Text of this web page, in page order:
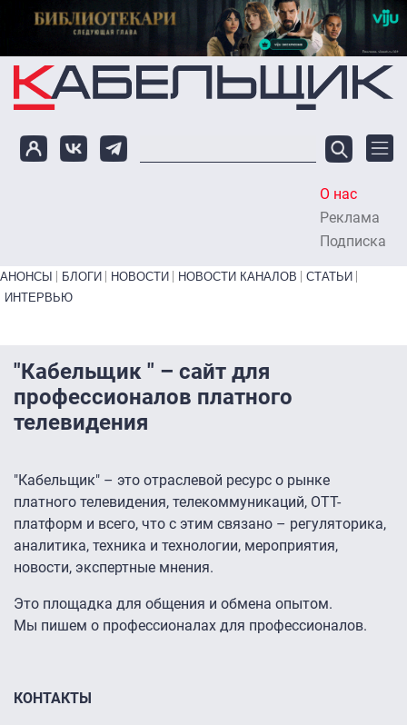
Перейти к основному содержанию
О нас
Реклама
Подписка
Primary links bottom
АНОНСЫ БЛОГИ НОВОСТИ НОВОСТИ КАНАЛОВ
СТАТЬИ
ИНТЕРВЬЮ
"Кабельщик " – сайт для
профессионалов платного
телевидения
"Кабельщик" – это отраслевой ресурс о рынке
платного телевидения, телекоммуникаций, ОТТ-
платформ и всего, что с этим связано – регуляторика,
аналитика, техника и технологии, мероприятия,
новости, экспертные мнения.
Это площадка для общения и обмена опытом.
Мы пишем о профессионалах для профессионалов.
КОНТАКТЫ